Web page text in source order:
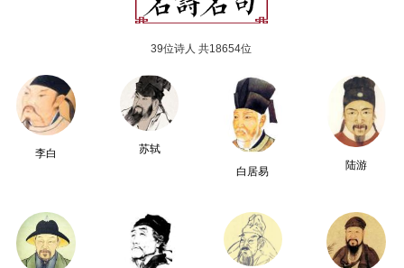
39位诗人 共18654位
李白
苏轼
白居易
陆游